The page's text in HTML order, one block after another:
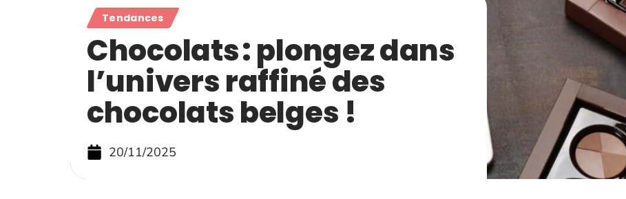
Tendances
Chocolats : plongez dans
l’univers raffiné des
chocolats belges !
20/11/2025